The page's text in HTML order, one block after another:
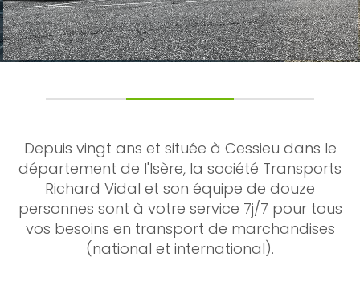
Depuis vingt ans et située à Cessieu dans le
département de l'Isère, la société Transports
Richard Vidal et son équipe de douze
personnes sont à votre service 7j/7 pour tous
vos besoins en transport de marchandises
(national et international).